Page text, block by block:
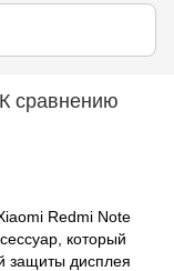
К сравнению
Redmi Note
который
защиты дисплея